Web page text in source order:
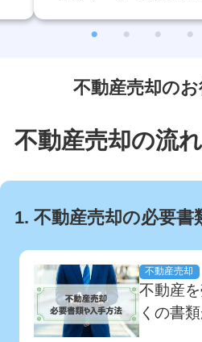
不動産売却の
不動産売却の流れ
1. 不動産売却の必要書
不動産売却
不動産
くの書